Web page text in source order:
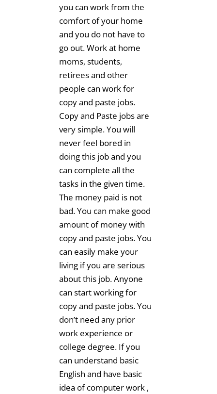
you can work from the
comfort of your home
and you do not have to
go out. Work at home
moms, students,
retirees and other
people can work for
copy and paste jobs.
Copy and Paste jobs are
very simple. You will
never feel bored in
doing this job and you
can complete all the
tasks in the given time.
The money paid is not
bad. You can make good
amount of money with
copy and paste jobs. You
can easily make your
living if you are serious
about this job. Anyone
can start working for
copy and paste jobs. You
don’t need any prior
work experience or
college degree. If you
can understand basic
English and have basic
idea of computer work ,